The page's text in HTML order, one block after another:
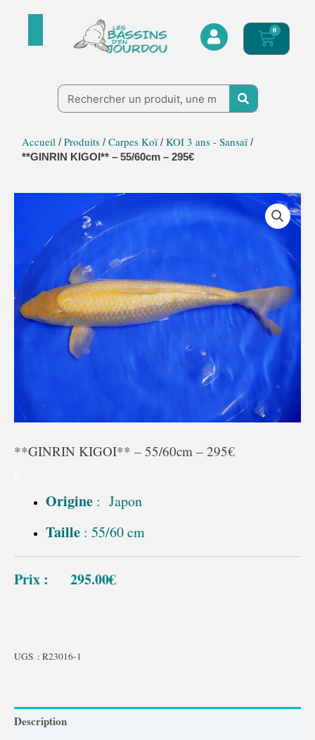
0
Panier
Rechercher
Accueil / Produits / Carpes Koï/ KOI 3 ans - Sansaï/
**GINRIN KIGOI** – 55/60cm – 295€
**GINRIN KIGOI** – 55/60cm – 295€
Origine : Japon
Taille : 55/60 cm
Prix : 295.00€
UGS : R23016-1
Description